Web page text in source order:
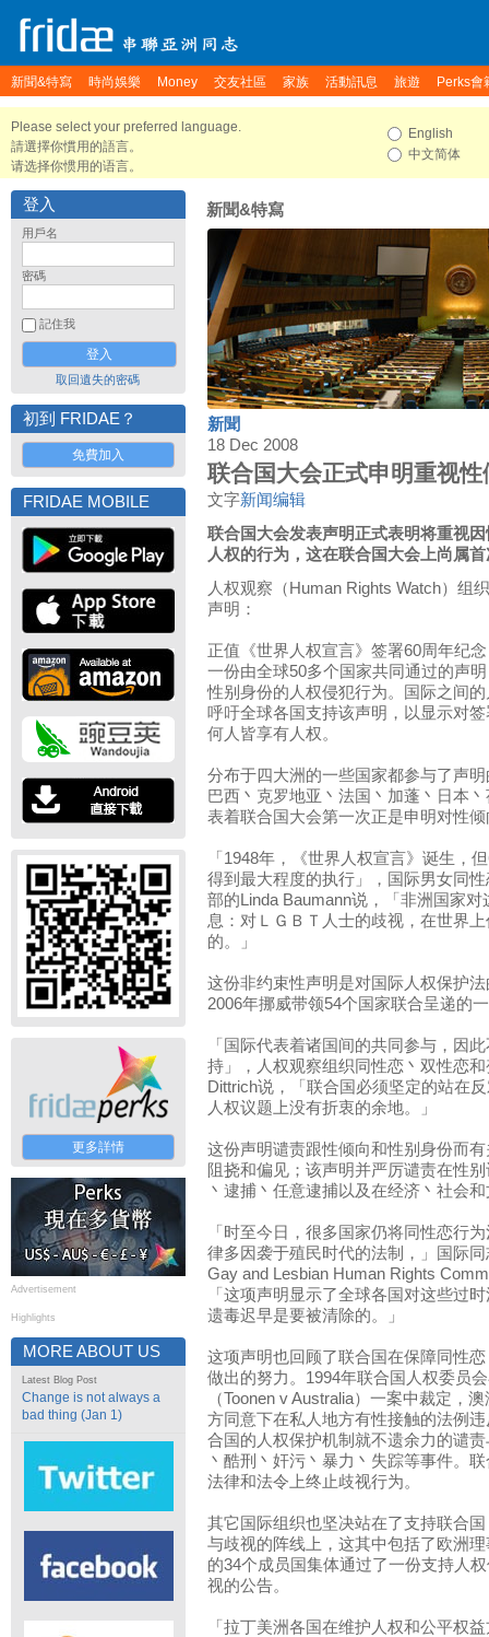
新聞&特寫 時尚娛樂 Money 交友社區 家族 活動訊息 旅遊 Perks會
Please select your preferred language.
請選擇你慣用的語言。
请选择你惯用的语言。
English
中文简体
登入
用戶名
密碼
記住我
取回遺失的密碼
初到 FRIDAE？
免費加入
FRIDAE MOBILE
更多詳情
Advertisement
Highlights
MORE ABOUT US
Latest Blog Post
Change is not always a
bad thing (Jan 1)
新聞&特寫
新聞
18 Dec 2008
联合国大会正式申明重视
文字新闻编辑
联合国大会发表声明正式表明将重视
人权的行为，这在联合国大会上尚属
人权观察（Human Rights Watch）组
声明：
正值《世界人权宣言》签署60周年纪
一份由全球50多个国家共同通过的声
性别身份的人权侵犯行为。国际之间
呼吁全球各国支持该声明，以显示对
何人皆享有人权。
分布于四大洲的一些国家都参与了声
巴西丶克罗地亚丶法国丶加蓬丶日本
表着联合国大会第一次正是申明对性
「1948年，《世界人权宣言》诞生，
得到最大程度的执行」，国际男女同
部的Linda Baumann说，「非洲国家
息：对ＬＧＢＴ人士的歧视，在世界
的。」
这份非约束性声明是对国际人权保护
2006年挪威带领54个国家联合呈递的
「国际代表着诸国间的共同参与，因
持」，人权观察组织同性恋丶双性恋
Dittrich说，「联合国必须坚定的站在
人权议题上没有折衷的余地。」
这份声明谴责跟性倾向和性别身份而
阻挠和偏见；该声明并严厉谴责在性
丶逮捕丶任意逮捕以及在经济丶社会
「时至今日，很多国家仍将同性恋行
律多因袭于殖民时代的法制，」国际
Gay and Lesbian Human Rights
「这项声明显示了全球各国对这些过
遗毒迟早是要被清除的。」
这项声明也回顾了联合国在保障同性
做出的努力。1994年联合国人权委员
（Toonen v Australia）一案中裁定，
方同意下在私人地方有性接触的法例
合国的人权保护机制就不遗余力的谴
丶酷刑丶奸污丶暴力丶失踪等事件。
法律和法令上终止歧视行为。
其它国际组织也坚决站在了支持联合
与歧视的阵线上，这其中包括了欧洲
的34个成员国集体通过了一份支持人
视的公告。
「拉丁美洲各国在维护人权和公平权